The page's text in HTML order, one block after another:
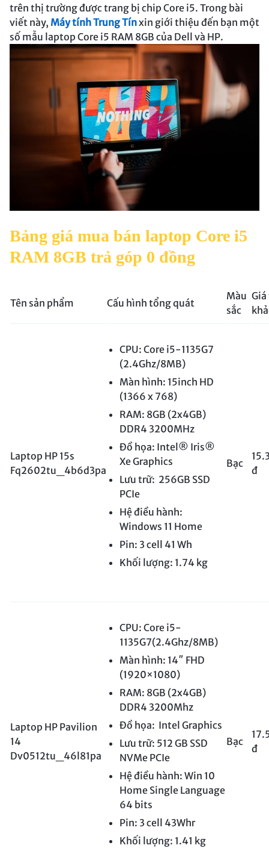
trên thị trường được trang bị chip Core i5. Trong bài
viết này, Máy tính Trung Tínxin giới thiệu đến bạn một
số mẫu laptop Core i5 RAM 8GB của Dell và HP.
Bảng giá mua bán laptop Core i5
RAM 8GB trả góp 0 đồng
Tên sản phẩm Cấu hình tổng quát
Màu
sắc
Laptop HP 15s
Fq2602tu_4b6d3pa
CPU: Core i5-1135G7
(2.4Ghz/8MB)
Màn hình: 15inch HD
(1366 x 768)
RAM: 8GB (2x4GB)
DDR4 3200MHz
Đồ họa: Intel® Iris®
Xe Graphics
Lưu trữ: 256GB SSD
PCIe
Hệ điều hành:
Windows 11 Home
Pin: 3 cell 41 Wh
Khối lượng: 1.74 kg
Bạc
đ
Laptop HP Pavilion
14
Dv0512tu_46l81pa
CPU: Core i5-
1135G7(2.4Ghz/8MB)
Màn hình: 14″ FHD
(1920×1080)
RAM: 8GB (2x4GB)
DDR4 3200Mhz
Đồ họa: Intel Graphics
Lưu trữ: 512 GB SSD
NVMe PCIe
Hệ điều hành: Win 10
Home Single Language
64 bits
Pin: 3 cell 43Whr
Khối lượng: 1.41 kg
Bạc
đ